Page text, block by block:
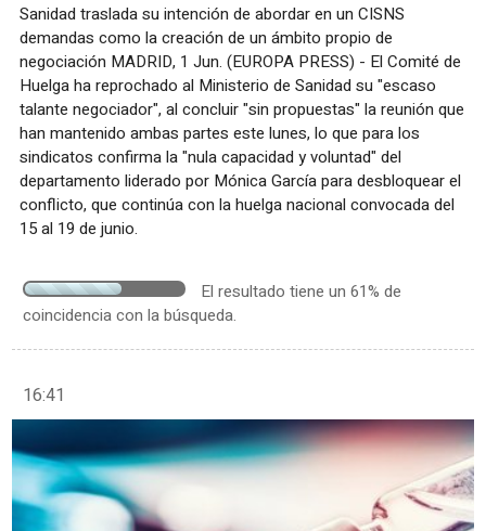
Sanidad traslada su intención de abordar en un CISNS
demandas como la creación de un ámbito propio de
negociación MADRID, 1 Jun. (EUROPA PRESS) - El Comité de
Huelga ha reprochado al Ministerio de Sanidad su "escaso
talante negociador", al concluir "sin propuestas" la reunión que
han mantenido ambas partes este lunes, lo que para los
sindicatos confirma la "nula capacidad y voluntad" del
departamento liderado por Mónica García para desbloquear el
conflicto, que continúa con la huelga nacional convocada del
15 al 19 de junio.
El resultado tiene un 61% de
coincidencia con la búsqueda.
16:41